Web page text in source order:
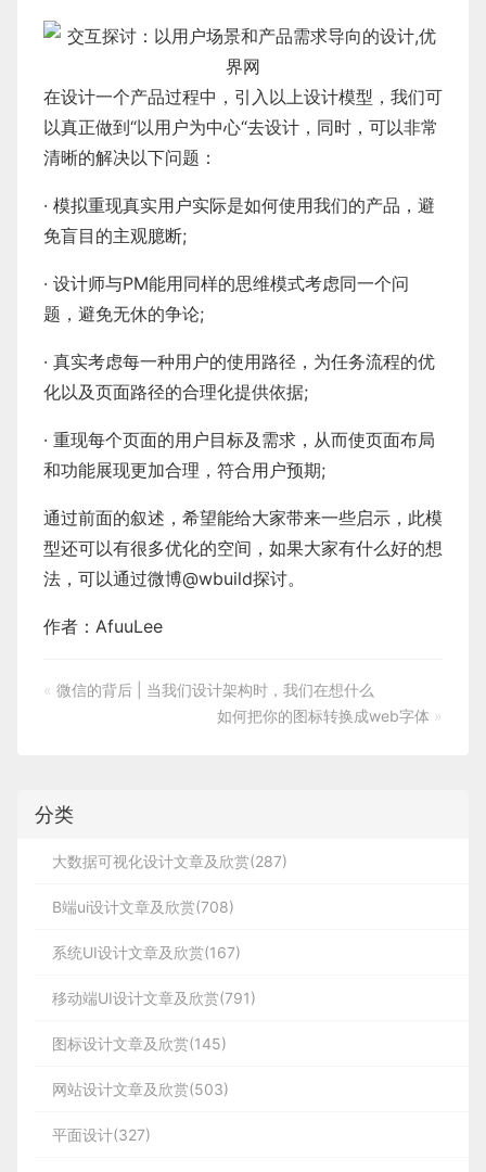
在设计一个产品过程中，引入以上设计模型，我们可
以真正做到“以用户为中心“去设计，同时，可以非常
清晰的解决以下问题：
· 模拟重现真实用户实际是如何使用我们的产品，避
免盲目的主观臆断;
· 设计师与PM能用同样的思维模式考虑同一个问
题，避免无休的争论;
· 真实考虑每一种用户的使用路径，为任务流程的优
化以及页面路径的合理化提供依据;
· 重现每个页面的用户目标及需求，从而使页面布局
和功能展现更加合理，符合用户预期;
通过前面的叙述，希望能给大家带来一些启示，此模
型还可以有很多优化的空间，如果大家有什么好的想
法，可以通过微博@wbuild探讨。
作者：AfuuLee
« 微信的背后 | 当我们设计架构时，我们在想什么
如何把你的图标转换成web字体 »
分类
大数据可视化设计文章及欣赏(287)
B端ui设计文章及欣赏(708)
系统UI设计文章及欣赏(167)
移动端UI设计文章及欣赏(791)
图标设计文章及欣赏(145)
网站设计文章及欣赏(503)
平面设计(327)